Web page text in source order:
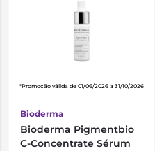
*Promoção válida de 01/06/2026 a 31/10/2026
Bioderma
Bioderma Pigmentbio
C-Concentrate Sérum